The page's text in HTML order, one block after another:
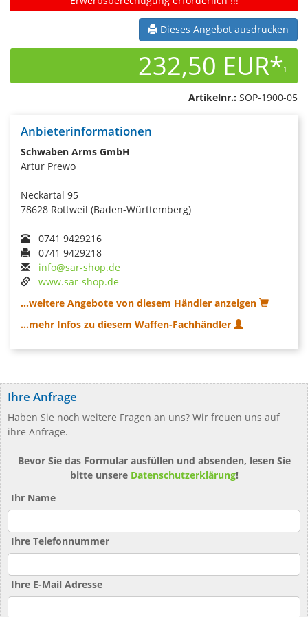
Dieses Angebot ausdrucken
232,50 EUR*1
Artikelnr.: SOP-1900-05
Anbieterinformationen
Schwaben Arms GmbH
Artur Prewo
Neckartal 95
78628 Rottweil (Baden-Württemberg)
0741 9429216
0741 9429218
info@sar-shop.de
www.sar-shop.de
...weitere Angebote von diesem Händler anzeigen
...mehr Infos zu diesem Waffen-Fachhändler
Ihre Anfrage
Haben Sie noch weitere Fragen an uns? Wir freuen uns auf
ihre Anfrage.
Bevor Sie das Formular ausfüllen und absenden, lesen Sie
bitte unsere Datenschutzerklärung!
Ihr Name
Ihre Telefonnummer
Ihre E-Mail Adresse